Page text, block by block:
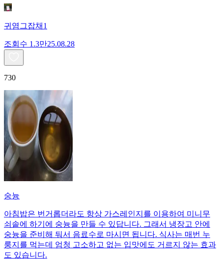
귀염그잡채1
조회수 1.3만25.08.28
730
숭늉
아침밥은 번거롭더라도 항상 가스레인지를 이용하여 미니무
쇠솥에 하기에 숭늉을 만들 수 있답니다. 그래서 냉장고 안에
숭늉을 준비해 둬서 음료수로 마시면 됩니다. 식사는 매번 누
룽지를 먹는데 엄청 고소하고 없는 입맛에도 거르지 않는 효과
도 있습니다.